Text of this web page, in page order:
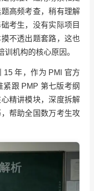
高频考查，稍有理解
考生，没有实际项目
不透出题套路，这也
机构的核心原因。
年，作为 PMI 官方
紧跟 PMP 第七版考纲
精讲模块，深度拆解
帮助全国数万考生攻